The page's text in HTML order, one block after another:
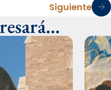
Siguiente